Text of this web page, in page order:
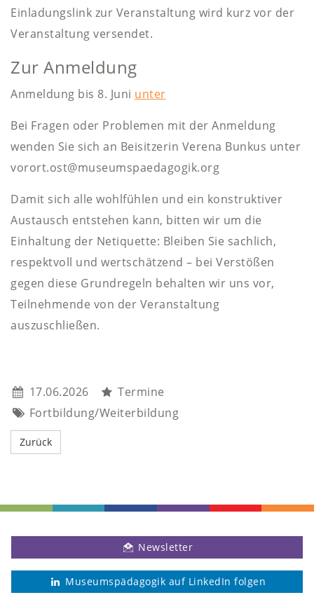
Einladungslink zur Veranstaltung wird kurz vor der
Veranstaltung versendet.
Zur Anmeldung
Anmeldung bis 8. Juni unter
Bei Fragen oder Problemen mit der Anmeldung
wenden Sie sich an Beisitzerin Verena Bunkus unter
vorort.ost@museumspaedagogik.org
Damit sich alle wohlfühlen und ein konstruktiver
Austausch entstehen kann, bitten wir um die
Einhaltung der Netiquette: Bleiben Sie sachlich,
respektvoll und wertschätzend – bei Verstößen
gegen diese Grundregeln behalten wir uns vor,
Teilnehmende von der Veranstaltung
auszuschließen.
17.06.2026
Termine
Fortbildung/Weiterbildung
Newsletter
Museumspädagogik auf LinkedIn folgen